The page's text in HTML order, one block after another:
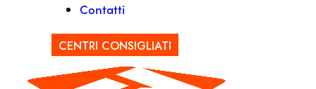
Contatti
CENTRI CONSIGLIATI